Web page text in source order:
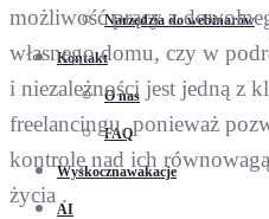
Narzędzia do webinarów
Kontakt
O nas
FAQ
Wyskocznawakacje
AI
możliwość pracy z
własnego domu, czy w
i niezależności jest jedną z
freelancingu, ponieważ
kontrolę nad ich
życia .